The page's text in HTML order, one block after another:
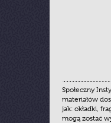
Społeczny
materiałów
jak: okładki,
mogą zostać